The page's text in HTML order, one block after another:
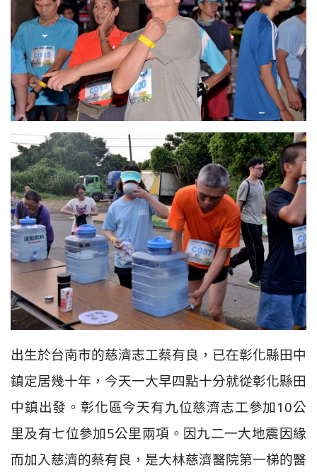
出生於台南市的慈濟志工蔡有良，已在彰化縣田中
鎮定居幾十年，今天一大早四點十分就從彰化縣田
中鎮出發。彰化區今天有九位慈濟志工參加10公
里及有七位參加5公里兩項。因九二一大地震因緣
而加入慈濟的蔡有良，是大林慈濟醫院第一梯的醫